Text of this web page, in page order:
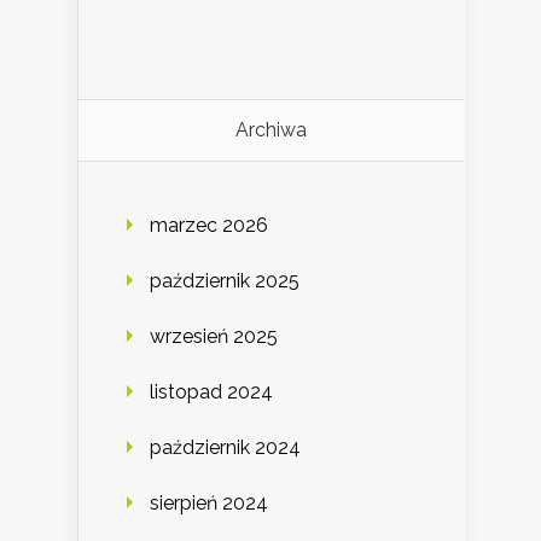
Archiwa
marzec 2026
październik 2025
wrzesień 2025
listopad 2024
październik 2024
sierpień 2024